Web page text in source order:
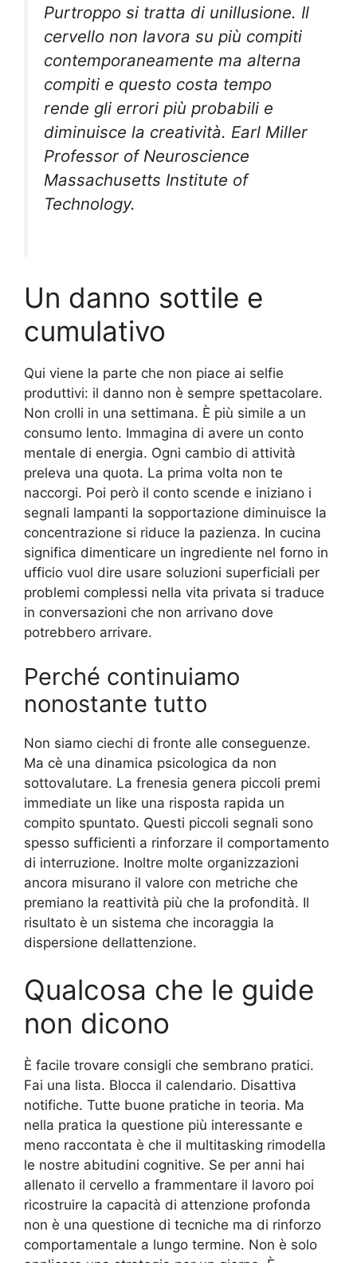
Purtroppo si tratta di unillusione. Il
cervello non lavora su più compiti
contemporaneamente ma alterna
compiti e questo costa tempo
rende gli errori più probabili e
diminuisce la creatività. Earl Miller
Professor of Neuroscience
Massachusetts Institute of
Technology.
Un danno sottile e
cumulativo
Qui viene la parte che non piace ai selfie
produttivi: il danno non è sempre spettacolare.
Non crolli in una settimana. È più simile a un
consumo lento. Immagina di avere un conto
mentale di energia. Ogni cambio di attività
preleva una quota. La prima volta non te
naccorgi. Poi però il conto scende e iniziano i
segnali lampanti la sopportazione diminuisce la
concentrazione si riduce la pazienza. In cucina
significa dimenticare un ingrediente nel forno in
ufficio vuol dire usare soluzioni superficiali per
problemi complessi nella vita privata si traduce
in conversazioni che non arrivano dove
potrebbero arrivare.
Perché continuiamo
nonostante tutto
Non siamo ciechi di fronte alle conseguenze.
Ma cè una dinamica psicologica da non
sottovalutare. La frenesia genera piccoli premi
immediate un like una risposta rapida un
compito spuntato. Questi piccoli segnali sono
spesso sufficienti a rinforzare il comportamento
di interruzione. Inoltre molte organizzazioni
ancora misurano il valore con metriche che
premiano la reattività più che la profondità. Il
risultato è un sistema che incoraggia la
dispersione dellattenzione.
Qualcosa che le guide
non dicono
È facile trovare consigli che sembrano pratici.
Fai una lista. Blocca il calendario. Disattiva
notifiche. Tutte buone pratiche in teoria. Ma
nella pratica la questione più interessante e
meno raccontata è che il multitasking rimodella
le nostre abitudini cognitive. Se per anni hai
allenato il cervello a frammentare il lavoro poi
ricostruire la capacità di attenzione profonda
non è una questione di tecniche ma di rinforzo
comportamentale a lungo termine. Non è solo